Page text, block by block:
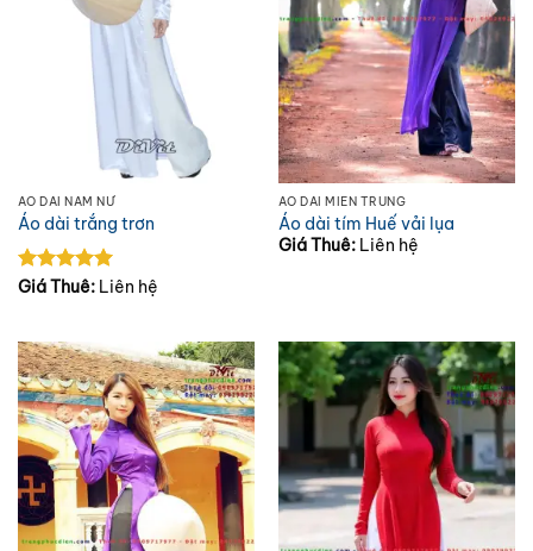
ÁO DÀI NAM NỮ
Áo dài trắng trơn
Được xếp
Giá Thuê: Liên hệ
ÁO DÀI MIỀN TRUNG
Áo dài tím Huế vải lụa
Giá Thuê: Liên hệ